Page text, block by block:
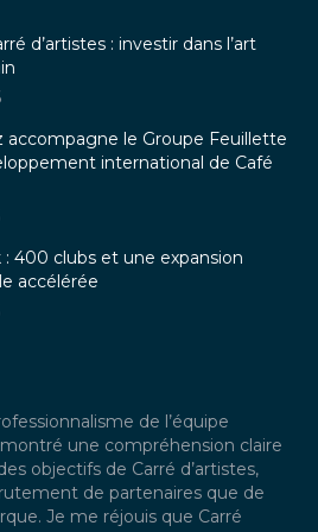
d’artistes : investir dans l’art
accompagne le Groupe Feuillette
international de Café
: 400 clubs et une expansion
accélérée
de l’équipe
une compréhension claire
objectifs de Carré d’artistes,
de partenaires que de
Je me réjouis que Carré